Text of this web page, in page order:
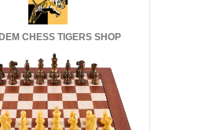
CHESS TIGERS SHOP